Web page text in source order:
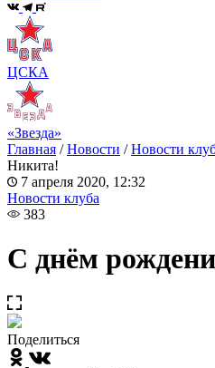
ЦСКА
«Звезда»
Главная /Новости /Новости
Никита!
7 апреля 2020, 12:32
Новости клуба
383
С днём
Поделиться